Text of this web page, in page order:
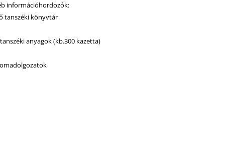
információhordozók:
tanszéki könyvtár
anyagok (kb.300 kazetta)